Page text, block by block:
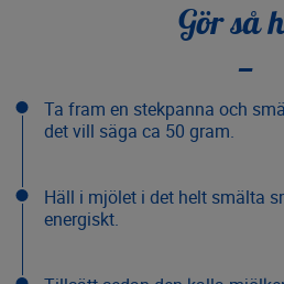
Gör så
Ta fram en stekpanna och
det vill säga ca 50 gram.
Häll i mjölet i det helt smälta
energiskt.